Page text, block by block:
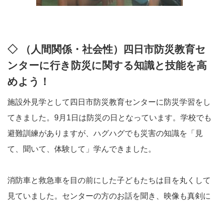
◇ （人間関係・社会性）四日市防災教育セ
ンターに行き防災に関する知識と技能を高
めよう！
施設外見学として四日市防災教育センターに防災学習をし
てきました。9月1日は防災の日となっています。学校でも
避難訓練がありますが、ハグハグでも災害の知識を「見
て、聞いて、体験して」学んできました。
消防車と救急車を目の前にした子どもたちは目を丸くして
見ていました。センターの方のお話を聞き、映像も真剣に